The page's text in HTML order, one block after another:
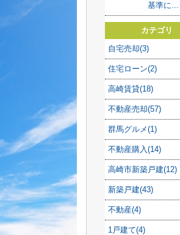
基準に...
カテゴリ
自宅売却(3)
住宅ローン(2)
高崎賃貸(18)
不動産売却(57)
群馬グルメ(1)
不動産購入(14)
高崎市新築戸建(12)
新築戸建(43)
不動産(4)
1戸建て(4)